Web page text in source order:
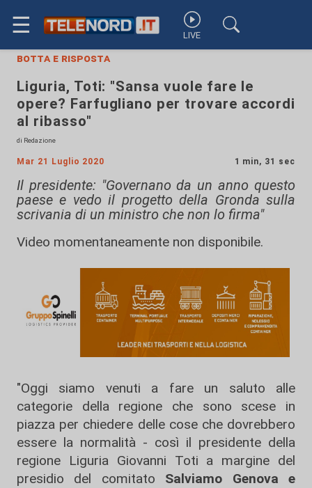
☰ LIVE
botta e risposta
Liguria, Toti: "Sansa vuole fare le
opere? Farfugliano per trovare accordi
al ribasso"
di Redazione
Mar 21 Luglio 2020 1 min, 31 sec
Il presidente: "Governano da un anno questo
paese e vedo il progetto della Gronda sulla
scrivania di un ministro che non lo firma"
Video momentaneamente non disponibile.
"Oggi siamo venuti a fare un saluto alle
categorie della regione che sono scese in
piazza per chiedere delle cose che dovrebbero
essere la normalità - così il presidente della
regione Liguria Giovanni Toti a margine del
presidio del comitato Salviamo Genova e